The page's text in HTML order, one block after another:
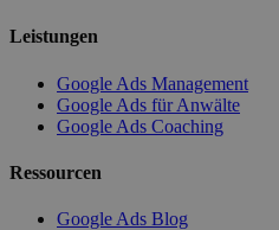
Leistungen
Google Ads Management
Google Ads für Anwälte
Google Ads Coaching
Ressourcen
Google Ads Blog